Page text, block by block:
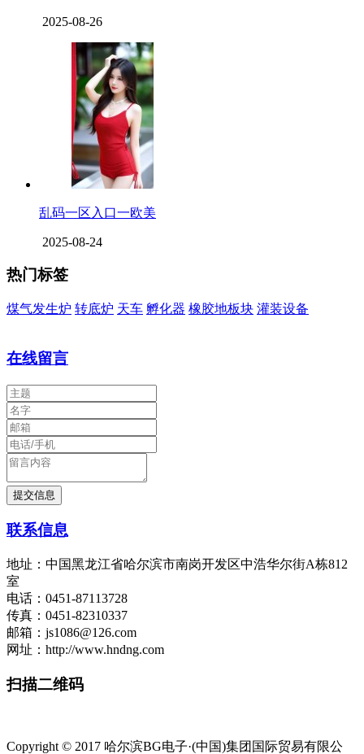
2025-08-26
乱码一区入口一欧美
2025-08-24
热门标签
煤气发生炉 转底炉 天车 孵化器 橡胶地板块 灌装设备
在线留言
联系信息
地址：中国黑龙江省哈尔滨市南岗开发区中浩华尔街A栋812
室
电话：0451-87113728
传真：0451-82310337
邮箱：js1086@126.com
网址：http://www.hndng.com
扫描二维码
Copyright © 2017 哈尔滨BG电子·(中国)集团国际贸易有限公